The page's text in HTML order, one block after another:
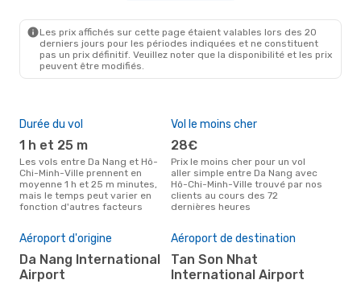
Les prix affichés sur cette page étaient valables lors des 20
derniers jours pour les périodes indiquées et ne constituent
pas un prix définitif. Veuillez noter que la disponibilité et les prix
peuvent être modifiés.
Durée du vol
1 h et 25 m
Les vols entre Da Nang et Hô-
Chi-Minh-Ville prennent en
moyenne 1 h et 25 m minutes,
mais le temps peut varier en
fonction d'autres facteurs
Vol le moins cher
28€
Prix le moins cher pour un vol
aller simple entre Da Nang avec
Hô-Chi-Minh-Ville trouvé par nos
clients au cours des 72
dernières heures
Aéroport d'origine
Da Nang International
Airport
Aéroport de destination
Tan Son Nhat
International Airport